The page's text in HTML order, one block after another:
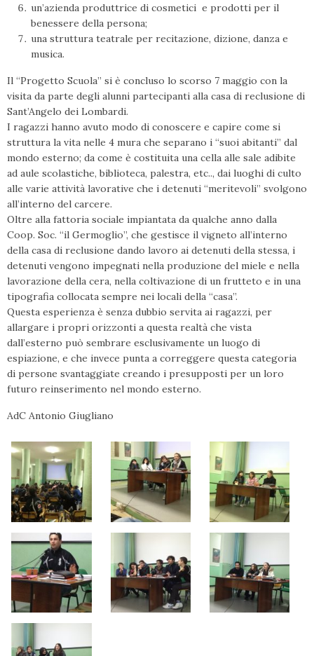
un’azienda produttrice di cosmetici e prodotti per il
benessere della persona;
una struttura teatrale per recitazione, dizione, danza e
musica.
Il “Progetto Scuola” si è concluso lo scorso 7 maggio con la
visita da parte degli alunni partecipanti alla casa di reclusione di
Sant’Angelo dei Lombardi.
I ragazzi hanno avuto modo di conoscere e capire come si
struttura la vita nelle 4 mura che separano i “suoi abitanti” dal
mondo esterno; da come è costituita una cella alle sale adibite
ad aule scolastiche, biblioteca, palestra, etc.., dai luoghi di culto
alle varie attività lavorative che i detenuti “meritevoli” svolgono
all’interno del carcere.
Oltre alla fattoria sociale impiantata da qualche anno dalla
Coop. Soc. “il Germoglio”, che gestisce il vigneto all’interno
della casa di reclusione dando lavoro ai detenuti della stessa, i
detenuti vengono impegnati nella produzione del miele e nella
lavorazione della cera, nella coltivazione di un frutteto e in una
tipografia collocata sempre nei locali della “casa”.
Questa esperienza è senza dubbio servita ai ragazzi, per
allargare i propri orizzonti a questa realtà che vista
dall’esterno può sembrare esclusivamente un luogo di
espiazione, e che invece punta a correggere questa categoria
di persone svantaggiate creando i presupposti per un loro
futuro reinserimento nel mondo esterno.
AdC Antonio Giugliano